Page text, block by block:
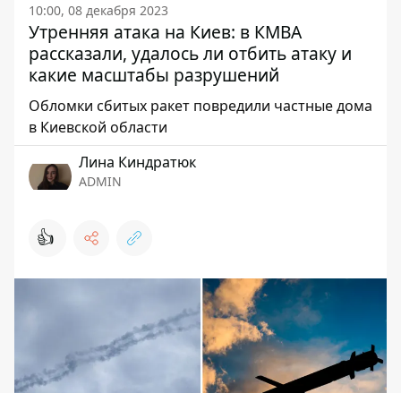
10:00, 08 декабря 2023
Утренняя атака на Киев: в КМВА
рассказали, удалось ли отбить атаку и
какие масштабы разрушений
Обломки сбитых ракет повредили частные дома
в Киевской области
Лина Киндратюк
ADMIN
👍